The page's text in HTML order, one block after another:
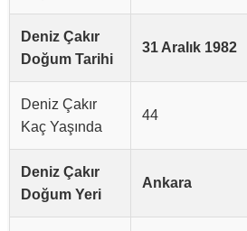
Deniz Çakır
Doğum Tarihi
31 Aralık 1982
Deniz Çakır
Kaç Yaşında
44
Deniz Çakır
Doğum Yeri
Ankara